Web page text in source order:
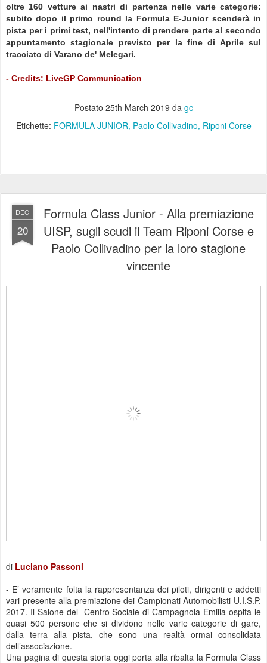
oltre 160 vetture ai nastri di partenza nelle varie categorie:
subito dopo il primo round la Formula E-Junior scenderà in
pista per i primi test, nell'intento di prendere parte al secondo
appuntamento stagionale previsto per la fine di Aprile sul
tracciato di Varano de' Melegari.
- Credits: LiveGP Communication
Postato 25th March 2019 da gc
Etichette: FORMULA JUNIOR Paolo Collivadino Riponi Corse
DEC
20
Formula Class Junior - Alla premiazione
UISP, sugli scudi il Team Riponi Corse e
Paolo Collivadino per la loro stagione
vincente
di Luciano Passoni
- E’ veramente folta la rappresentanza dei piloti, dirigenti e addetti
vari presente alla premiazione dei Campionati Automobilisti U.I.S.P.
2017. Il Salone del Centro Sociale di Campagnola Emilia ospita le
quasi 500 persone che si dividono nelle varie categorie di gare,
dalla terra alla pista, che sono una realtà ormai consolidata
dell’associazione.
Una pagina di questa storia oggi porta alla ribalta la Formula Class